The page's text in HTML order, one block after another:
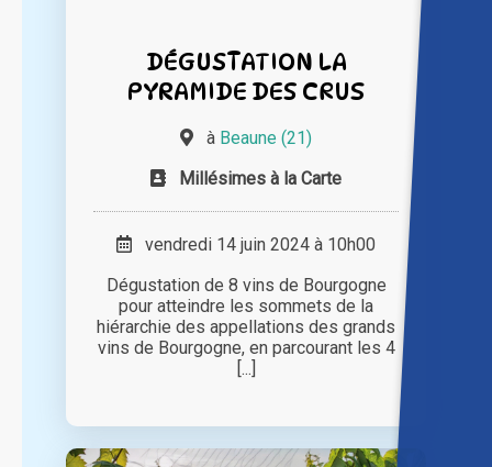
DÉGUSTATION LA
PYRAMIDE DES CRUS
à Beaune (21)
Millésimes à la Carte
vendredi 14 juin 2024 à 10h00
Dégustation de 8 vins de Bourgogne
pour atteindre les sommets de la
hiérarchie des appellations des grands
vins de Bourgogne, en parcourant les 4
[...]